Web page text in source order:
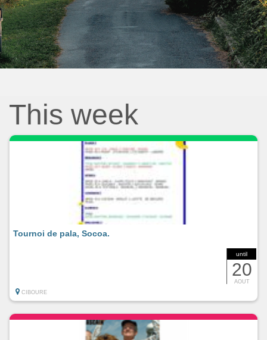
This week
until
20
AOUT
Tournoi de pala, Socoa.
CIBOURE